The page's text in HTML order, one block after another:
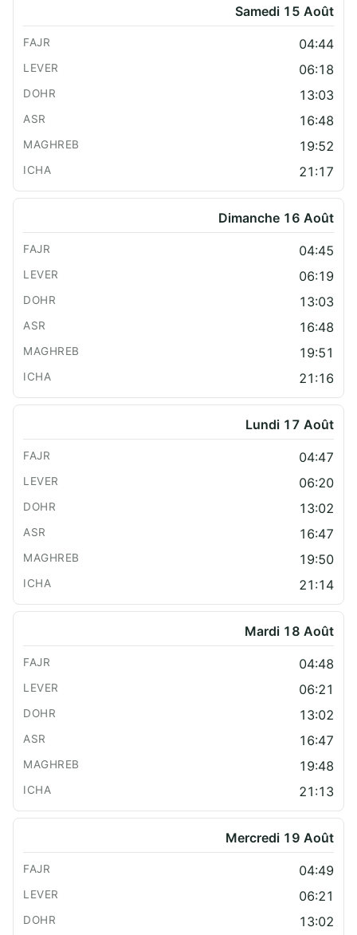
Samedi 15 Août
04:44
06:18
13:03
16:48
19:52
21:17
Dimanche 16 Août
04:45
06:19
13:03
16:48
19:51
21:16
Lundi 17 Août
04:47
06:20
13:02
16:47
19:50
21:14
Mardi 18 Août
04:48
06:21
13:02
16:47
19:48
21:13
Mercredi 19 Août
04:49
06:21
13:02